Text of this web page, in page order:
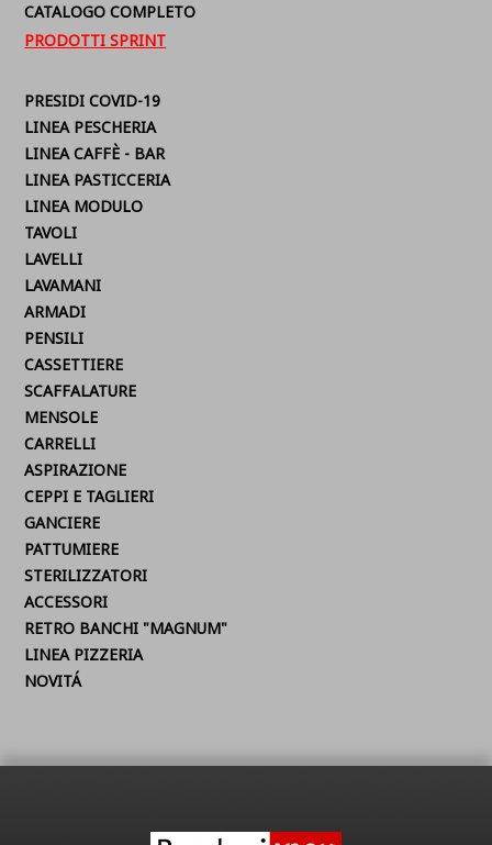
CATALOGO COMPLETO
PRODOTTI SPRINT
PRESIDI COVID-19
LINEA PESCHERIA
LINEA CAFFÈ - BAR
LINEA PASTICCERIA
LINEA MODULO
TAVOLI
LAVELLI
LAVAMANI
ARMADI
PENSILI
CASSETTIERE
SCAFFALATURE
MENSOLE
CARRELLI
ASPIRAZIONE
CEPPI E TAGLIERI
GANCIERE
PATTUMIERE
STERILIZZATORI
ACCESSORI
RETRO BANCHI "MAGNUM"
LINEA PIZZERIA
NOVITÁ